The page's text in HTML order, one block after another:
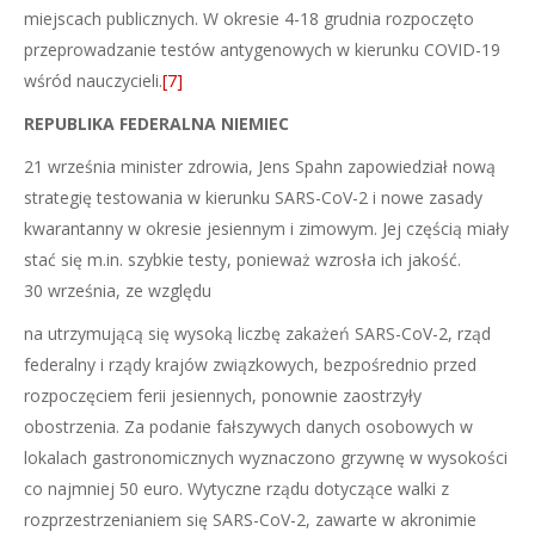
miejscach publicznych. W okresie 4-18 grudnia rozpoczęto
przeprowadzanie testów antygenowych w kierunku COVID-19
wśród nauczycieli.[7]
REPUBLIKA FEDERALNA NIEMIEC
21 września minister zdrowia, Jens Spahn zapowiedział nową
strategię testowania w kierunku SARS-CoV-2 i nowe zasady
kwarantanny w okresie jesiennym i zimowym. Jej częścią miały
stać się m.in. szybkie testy, ponieważ wzrosła ich jakość.
30 września, ze względu
na utrzymującą się wysoką liczbę zakażeń SARS-CoV-2, rząd
federalny i rządy krajów związkowych, bezpośrednio przed
rozpoczęciem ferii jesiennych, ponownie zaostrzyły
obostrzenia. Za podanie fałszywych danych osobowych w
lokalach gastronomicznych wyznaczono grzywnę w wysokości
co najmniej 50 euro. Wytyczne rządu dotyczące walki z
rozprzestrzenianiem się SARS-CoV-2, zawarte w akronimie